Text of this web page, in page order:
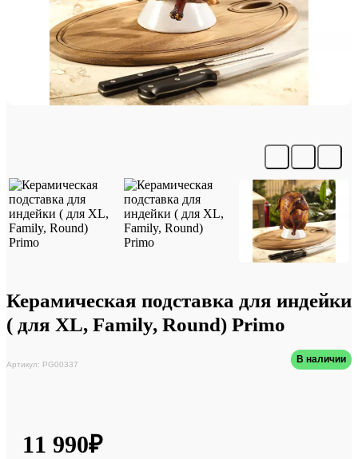
Керамическая подставка для индейки
( для XL, Family, Round) Primo
Артикул: PG00337 В наличии
11 990₽